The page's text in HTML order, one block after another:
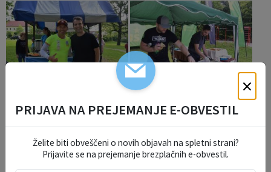
×
PRIJAVA NA PREJEMANJE E-OBVESTIL
Želite biti obveščeni o novih objavah na spletni strani?
Prijavite se na prejemanje brezplačnih e-obvestil.